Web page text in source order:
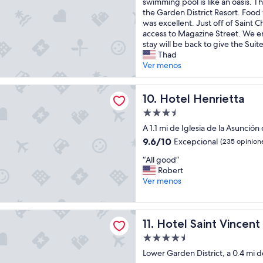
,
m
o
d
e
r
n
,
a
n
d
b
e
a
t
i
f
l
y
d
s
”o
r
e
t
u
r
n
.
”
o
u
s
e
k
e
e
p
i
n
g
b
u
t
I
w
a
t
o
l
d
o
n
opiniones)
s
i
s
r
e
a
l
l
y
n
a
w
s
o
m
p
r
o
p
e
r
the Garden District Resort.
was excellent. Just off of Saint
access to Magazine Street. We
stay will be back to give the
Thad
Ver menos
10. Hotel Henrietta
Hotel Henrietta
Propiedad
de
3.5
A 1.1 mi de Iglesia de la
9.6
10,
Excepcional,
(235
9.6/10 Excepcional (235
“
A
l
g
o
o
d
“All good”
Robert
Ver menos
11. Hotel Saint Vincent
Hotel Saint Vincent
Propiedad
de
Lower Garden District, a 0.4 mi
Vincent